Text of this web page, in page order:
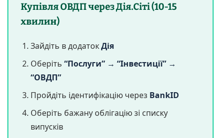
Купівля ОВДП через Дія.Сіті (10-15
хвилин)
Зайдіть в додатокДія
Оберіть “Послуги” → “Інвестиції” →
“ОВДП”
Пройдіть ідентифікацію через BankID
Оберіть бажану облігацію зі списку
випусків